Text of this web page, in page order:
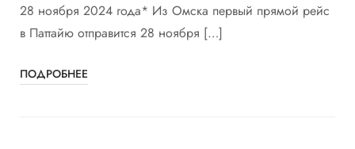
28 ноября 2024 года* Из Омска первый прямой рейс
в Паттайю отправится 28 ноября […]
ПОДРОБНЕЕ